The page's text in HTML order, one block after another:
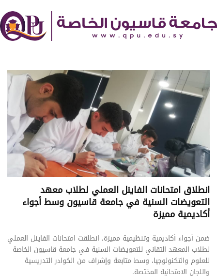
انطلاق امتحانات الفاينل العملي لطلاب معهد
التعويضات السنية في جامعة قاسيون وسط أجواء
أكاديمية مميزة
ضمن أجواء أكاديمية وتنظيمية مميزة، انطلقت امتحانات الفاينل العملي
لطلاب المعهد التقاني للتعويضات السنية في جامعة قاسيون الخاصة
للعلوم والتكنولوجيا، وسط متابعة وإشراف من الكوادر التدريسية
واللجان الامتحانية المختصة.